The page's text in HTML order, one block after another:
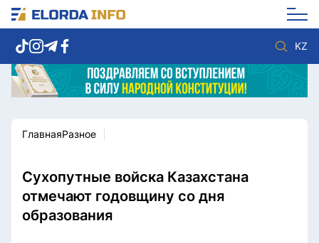
KZ
Новости столицы
Спорт
Культура
Разное
Видео
Мир
Послание
ГлавнаяРазное
Сухопутные войска Казахстана
отмечают годовщину со дня
образования